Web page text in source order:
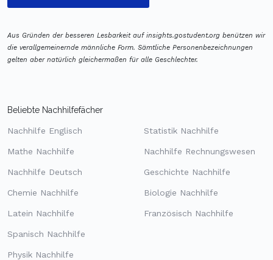
Aus Gründen der besseren Lesbarkeit auf insights.gostudent.org benützen wir
die verallgemeinernde männliche Form. Sämtliche Personenbezeichnungen
gelten aber natürlich gleichermaßen für alle Geschlechter.
Beliebte Nachhilfefächer
Nachhilfe Englisch
Mathe Nachhilfe
Nachhilfe Deutsch
Chemie Nachhilfe
Latein Nachhilfe
Spanisch Nachhilfe
Physik Nachhilfe
Statistik Nachhilfe
Nachhilfe Rechnungswesen
Geschichte Nachhilfe
Biologie Nachhilfe
Französisch Nachhilfe